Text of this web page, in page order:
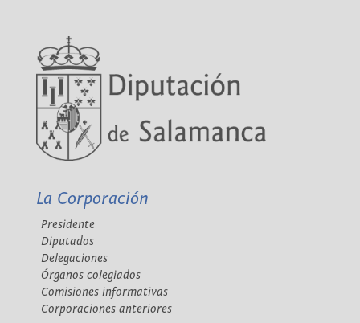
La Corporación
Presidente
Diputados
Delegaciones
Órganos colegiados
Comisiones informativas
Corporaciones anteriores